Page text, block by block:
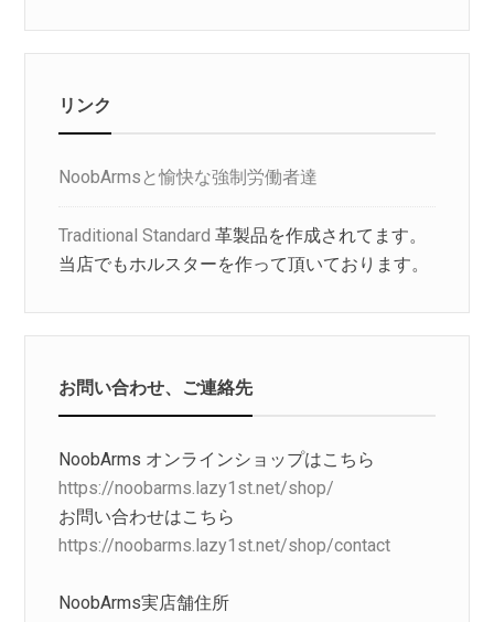
リンク
NoobArmsと愉快な強制労働者達
Traditional Standard 革製品を作成されてます。
当店でもホルスターを作って頂いております。
お問い合わせ、ご連絡先
NoobArms オンラインショップはこちら
https://noobarms.lazy1st.net/shop/
お問い合わせはこちら
https://noobarms.lazy1st.net/shop/contact
NoobArms実店舗住所